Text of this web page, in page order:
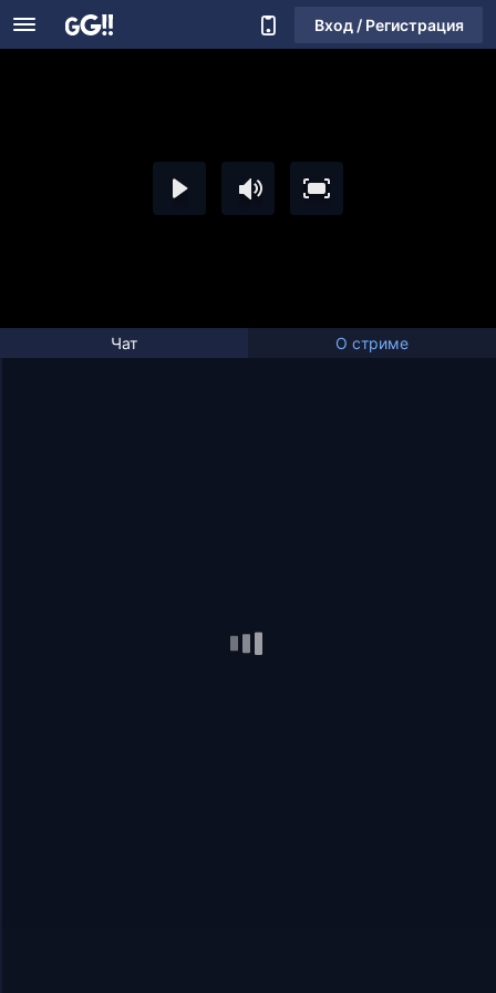
Вход / Регистрация
Чат О стриме